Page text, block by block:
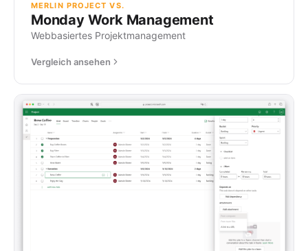
MERLIN PROJECT VS.
Monday Work Management
Webbasiertes Projektmanagement
Vergleich ansehen